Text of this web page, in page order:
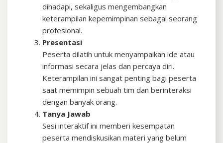
dihadapi, sekaligus mengembangkan
keterampilan kepemimpinan sebagai seorang
profesional.
Presentasi
Peserta dilatih untuk menyampaikan ide atau
informasi secara jelas dan percaya diri.
Keterampilan ini sangat penting bagi peserta
saat memimpin sebuah tim dan berinteraksi
dengan banyak orang.
Tanya Jawab
Sesi interaktif ini memberi kesempatan
peserta mendiskusikan materi yang belum